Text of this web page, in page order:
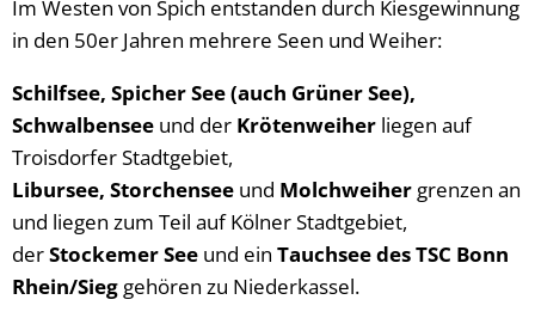
Im Westen von Spich entstanden durch Kiesgewinnung
in den 50er Jahren mehrere Seen und Weiher:
Schilfsee, Spicher See (auch Grüner See),
Schwalbensee und der Krötenweiher liegen auf
Troisdorfer Stadtgebiet,
Libursee, Storchensee und Molchweiher grenzen an
und liegen zum Teil auf Kölner Stadtgebiet,
derStockemer See und ein Tauchsee des TSC Bonn
Rhein/Sieg gehören zu Niederkassel.